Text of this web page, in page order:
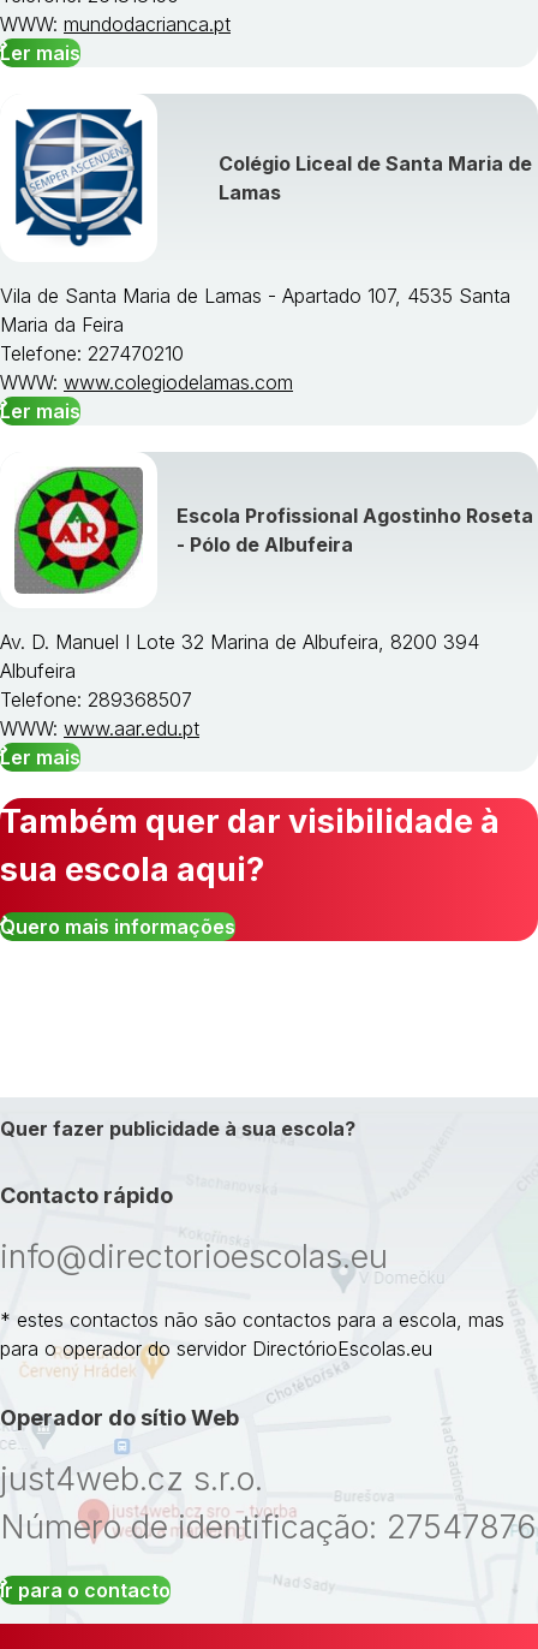
WWW: mundodacrianca.pt
Ler mais
Colégio Liceal de Santa Maria de
Lamas
Vila de Santa Maria de Lamas - Apartado 107, 4535 Santa
Maria da Feira
Telefone: 227470210
WWW: www.colegiodelamas.com
Ler mais
Escola Profissional Agostinho Roseta
- Pólo de Albufeira
Av. D. Manuel I Lote 32 Marina de Albufeira, 8200 394
Albufeira
Telefone: 289368507
WWW: www.aar.edu.pt
Ler mais
Também quer dar visibilidade à
sua escola aqui?
Quero mais informações
Quer fazer publicidade à sua escola?
Contacto rápido
info@directorioescolas.eu
* estes contactos não são contactos para a escola, mas
para o operador do servidor DirectórioEscolas.eu
Operador do sítio Web
just4web.cz s.r.o.
Número de identificação: 27547876
Ir para o contacto